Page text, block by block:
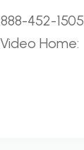
452-1505
Home: